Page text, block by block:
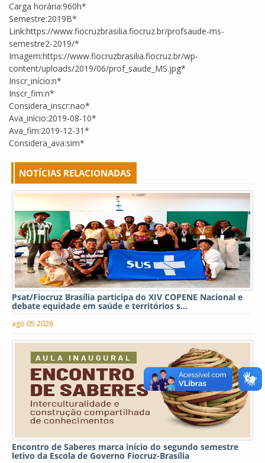
Carga horária:960h*
Semestre:2019B*
Link:https://www.fiocruzbrasilia.fiocruz.br/profsaude-ms-
semestre2-2019/*
Imagem:https://www.fiocruzbrasilia.fiocruz.br/wp-
content/uploads/2019/06/prof_saude_MS.jpg*
Inscr_início:n*
Inscr_fim:n*
Considera_inscr:nao*
Ava_início:2019-08-10*
Ava_fim:2019-12-31*
Considera_ava:sim*
NOTÍCIAS RELACIONADAS
Psat/Fiocruz Brasília participa do XIV COPENE Nacional e
debate equidade em saúde e territórios s...
ago 05 2026
Encontro de Saberes marca início do segundo semestre
letivo da Escola de Governo Fiocruz-Brasília